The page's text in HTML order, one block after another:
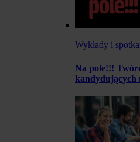
Wykłady i
Na pole!!!
kandydujących